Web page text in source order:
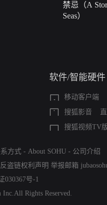
禁忌（A
Seas）
软件/智能硬件
移动客户端
搜狐影音
搜狐视频TV
方式 - About SOHU - 公司介绍
盗链权利声明 举报邮箱
030367号-1
Rights Reserved.